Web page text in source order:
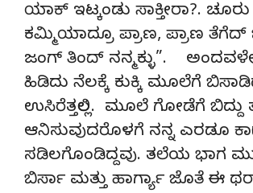
ಯಾಕ್ ಇಟ್ಕಂಡು ಸಾಕ್ತೀರಾ?. ಚೂರು
ಕಮ್ಮಿಯಾದ್ರೂ ಪ್ರಾಣ, ಪ್ರಾಣ ತೆಗೆದ್
ಜಂಗ್ ತಿಂದ್ ನನ್ಮಕ್ಳು”. ಅಂದವಳೇ
ಹಿಡಿದು ನೆಲಕ್ಕೆ ಕುಕ್ಕಿ ಮೂಲೆಗೆ
ಉಸಿರೆತ್ತಲಿಲ್ಲ. ಮೂಲೆ ಗೋಡೆಗೆ ಬಿದ್ದು
ಆನಿಸುವುದರೊಳಗೆ ನನ್ನ ಎರಡೂ
ಸಡಿಲಗೊಂಡಿದ್ದವು. ತಲೆಯ ಭಾಗ
ಬಿರ್ಸಾ ಮತ್ತು ಹಾರ್ಗ್ಯಾ ಜೊತೆ ಈ